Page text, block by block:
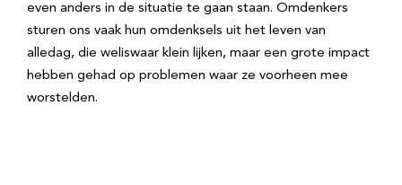
even anders in de situatie te gaan staan. Omdenkers
sturen ons vaak hun omdenksels uit het leven van
alledag, die weliswaar klein lijken, maar een grote impact
hebben gehad op problemen waar ze voorheen mee
worstelden.